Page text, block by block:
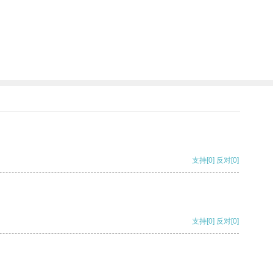
支持[0] 反对[0]
支持[0] 反对[0]